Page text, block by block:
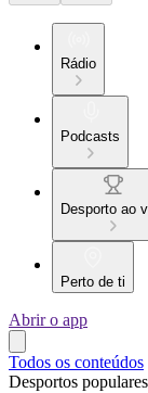
Rádio
Podcasts
Desporto ao
Perto de ti
Abrir o app
Todos os conteúdos
Desportos populares